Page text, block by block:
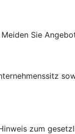
Sie
zum